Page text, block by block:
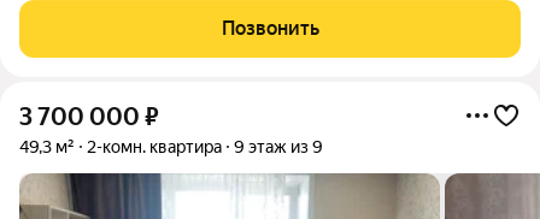
назначения на первом этаже. Входы в подъезды расположат
Позвонить
3 700 000 ₽
49,3 м² 2-комн. квартира 9 этаж из 9